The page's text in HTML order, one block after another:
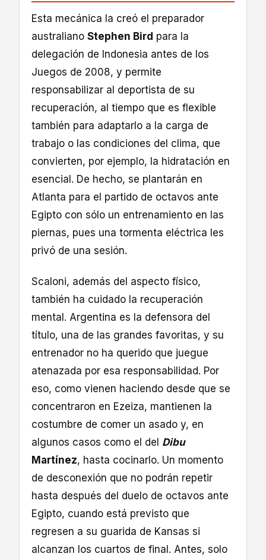
Esta mecánica la creó el preparador
australiano Stephen Bird para la
delegación de Indonesia antes de los
Juegos de 2008, y permite
responsabilizar al deportista de su
recuperación, al tiempo que es flexible
también para adaptarlo a la carga de
trabajo o las condiciones del clima, que
convierten, por ejemplo, la hidratación en
esencial. De hecho, se plantarán en
Atlanta para el partido de octavos ante
Egipto con sólo un entrenamiento en las
piernas, pues una tormenta eléctrica les
privó de una sesión.
Scaloni, además del aspecto físico,
también ha cuidado la recuperación
mental. Argentina es la defensora del
título, una de las grandes favoritas, y su
entrenador no ha querido que juegue
atenazada por esa responsabilidad. Por
eso, como vienen haciendo desde que se
concentraron en Ezeiza, mantienen la
costumbre de comer un asado y, en
algunos casos como el del Dibu
Martínez, hasta cocinarlo. Un momento
de desconexión que no podrán repetir
hasta después del duelo de octavos ante
Egipto, cuando está previsto que
regresen a su guarida de Kansas si
alcanzan los cuartos de final. Antes, solo